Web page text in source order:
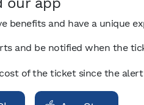
benefits and have a unique
and be notified when the
of the ticket since the